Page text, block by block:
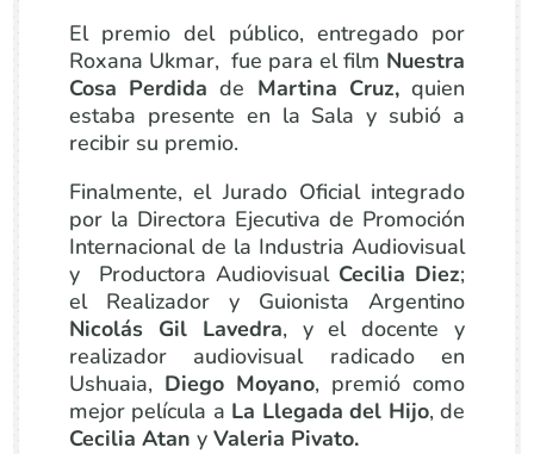
El premio del público, entregado por
Roxana Ukmar, fue para el film Nuestra
Cosa Perdidade Martina Cruz,quien
estaba presente en la Sala y subió a
recibir su premio.
Finalmente, el Jurado Oficial integrado
por la Directora Ejecutiva de Promoción
Internacional de la Industria Audiovisual
y Productora Audiovisual Cecilia Diez;
el Realizador y Guionista Argentino
Nicolás Gil Lavedra, y el docente y
realizador audiovisual radicado en
Ushuaia, Diego Moyano, premió como
mejor película a La Llegada del Hijo, de
Cecilia Atan y Valeria Pivato.